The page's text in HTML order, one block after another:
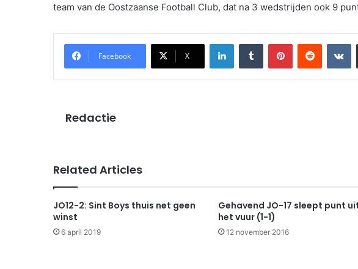
team van de Oostzaanse Football Club, dat na 3 wedstrijden ook 9
Facebook X
LinkedInTumblr PinterestReddit
Redactie
Related Articles
JO12-2: Sint Boys thuis net geen
winst
6 april 2019
Gehavend JO-17 sleept punt
het vuur (1-1)
12 november 2016